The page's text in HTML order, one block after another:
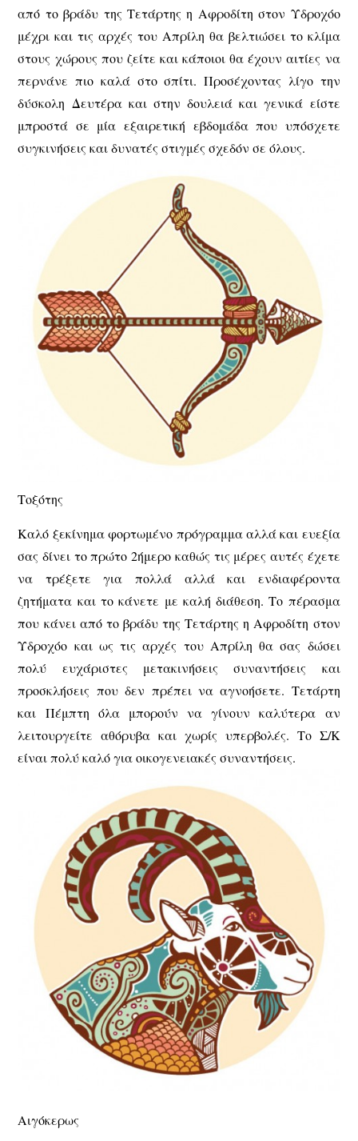
από το βράδυ της Τετάρτης η Αφροδίτη στον Υδροχόο
μέχρι και τις αρχές του Απρίλη θα βελτιώσει το κλίμα
στους χώρους που ζείτε και κάποιοι θα έχουν αιτίες να
περνάνε πιο καλά στο σπίτι. Προσέχοντας λίγο την
δύσκολη Δευτέρα και στην δουλειά και γενικά είστε
μπροστά σε μία εξαιρετική εβδομάδα που υπόσχετε
συγκινήσεις και δυνατές στιγμές σχεδόν σε όλους.
Τοξότης
Καλό ξεκίνημα φορτωμένο πρόγραμμα αλλά και ευεξία
σας δίνει το πρώτο 2ήμερο καθώς τις μέρες αυτές έχετε
να τρέξετε για πολλά αλλά και ενδιαφέροντα
ζητήματα και το κάνετε με καλή διάθεση. Το πέρασμα
που κάνει από το βράδυ της Τετάρτης η Αφροδίτη στον
Υδροχόο και ως τις αρχές του Απρίλη θα σας δώσει
πολύ ευχάριστες μετακινήσεις συναντήσεις και
προσκλήσεις που δεν πρέπει να αγνοήσετε. Τετάρτη
και Πέμπτη όλα μπορούν να γίνουν καλύτερα αν
λειτουργείτε αθόρυβα και χωρίς υπερβολές. Το Σ/Κ
είναι πολύ καλό για οικογενειακές συναντήσεις.
Αιγόκερως